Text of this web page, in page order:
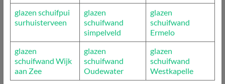
glazen schuifpui
surhuisterveen
glazen
schuifwand
simpelveld
glazen
schuifwand
Ermelo
glazen
schuifwand Wijk
aan Zee
glazen
schuifwand
Oudewater
glazen
schuifwand
Westkapelle